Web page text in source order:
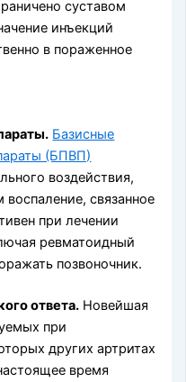
суставом
инъекций
в пораженное
. Базисные
(БПВП)
воздействия,
связанное
при лечении
ревматоидный
позвоночник.
ответа. Новейшая
при
других артритах
время